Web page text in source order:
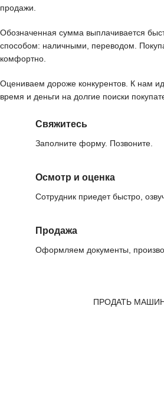
продажи.
Обозначенная сумма выплачивается
способом: наличными, переводом.
комфортно.
Оцениваем дороже конкурентов. К нам
время и деньги на долгие поиски
Свяжитесь
Заполните форму. Позвоните.
Осмотр и оценка
Сотрудник приедет быстро,
Продажа
Оформляем документы,
ПРОДАТЬ